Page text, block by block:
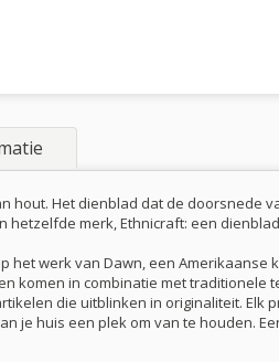
hout. Het dienblad dat de
hetzelfde merk, Ethnicraft: een
het werk van Dawn, een
komen in combinatie met
die uitblinken in originaliteit.
je huis een plek om van te houden.